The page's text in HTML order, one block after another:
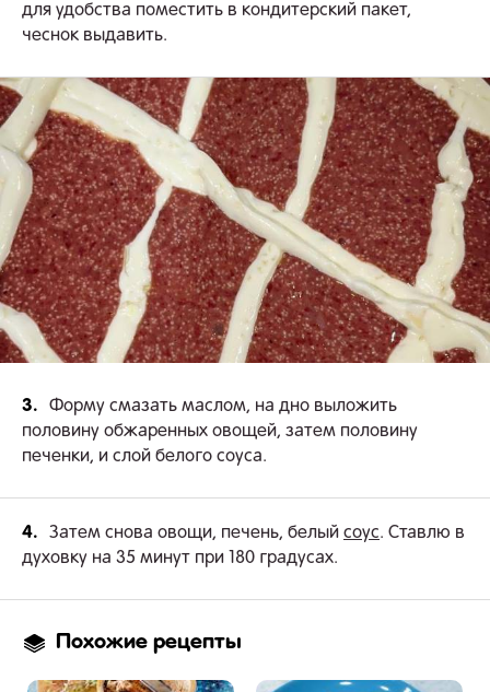
для удобства поместить в кондитерский пакет,
чеснок выдавить.
3.
Форму смазать маслом, на дно выложить
половину обжаренных овощей, затем половину
печенки, и слой белого соуса.
4. Затем снова овощи, печень, белый соус. Ставлю в
духовку на 35 минут при 180 градусах.
Похожие рецепты